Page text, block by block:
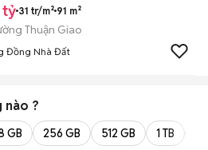
tỷ 31 tr/m² 91 m²
Thuận Giao
Đồng Nhà Đất
nào ?
GB 256 GB 512 GB 1 TB